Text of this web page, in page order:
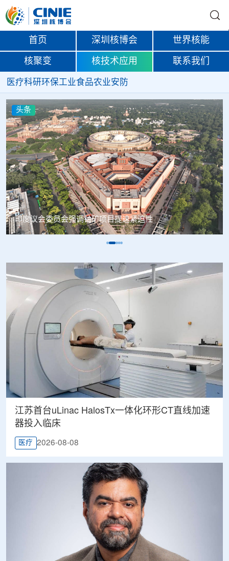
首页 深圳核博会 世界核能
核聚变 核技术应用 联系我们
医疗科研环保工业食品农业安防
头条
中核辐智正式设立 中国同辐持股90%打通核医疗全产业链
江苏首台uLinac HalosTx一体化环形CT直线加速
器投入临床
医疗 2026-08-08